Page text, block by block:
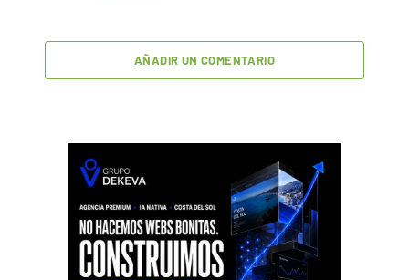
AÑADIR UN COMENTARIO